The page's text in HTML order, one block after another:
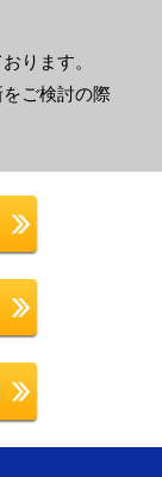
ります。
ご検討の際